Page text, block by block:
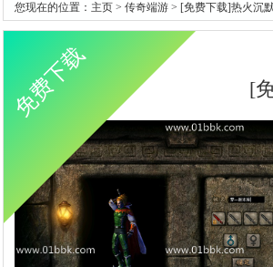
您现在的位置： 主页 > 传奇端游 > [免费下载]热火沉
免费下载 [